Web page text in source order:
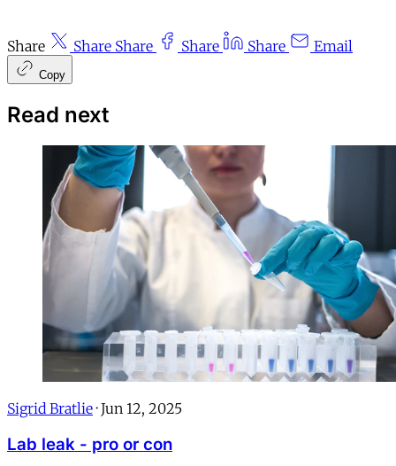
Share Share Share Share Share Email
Copy
Read next
Sigrid Bratlie · Jun 12, 2025
Lab leak - pro or con